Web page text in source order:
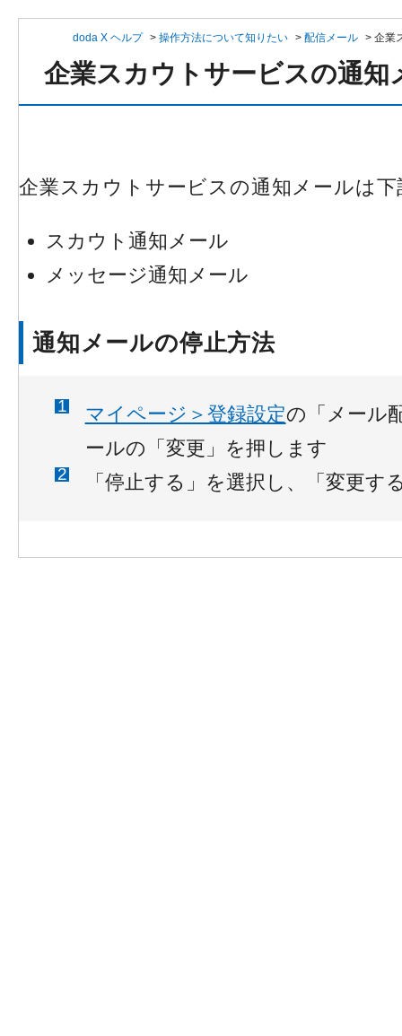
doda X ヘルプ > 操作方法について知りたい > 配信メール > 企業
企業スカウトサービスの通
企業スカウトサービスの通知メールは
スカウト通知メール
メッセージ通知メール
通知メールの停止方法
マイページ＞登録設定の「メール
ールの「変更」を押します
「停止する」を選択し、「変更す